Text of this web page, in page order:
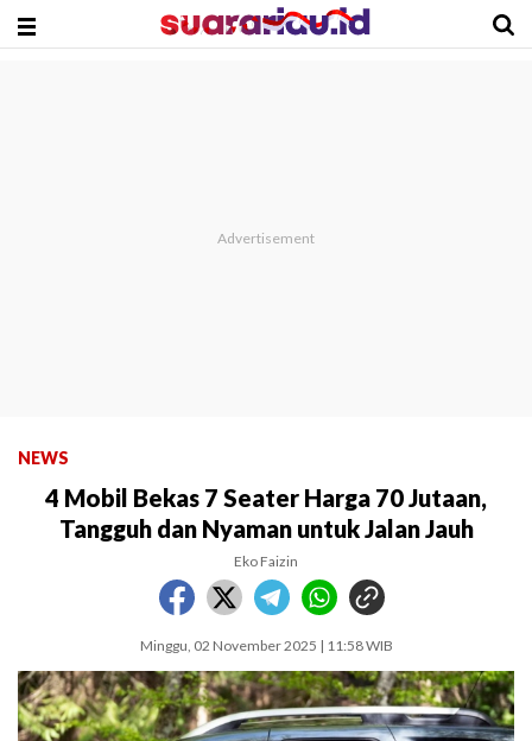
NEWS
4 Mobil Bekas 7 Seater Harga 70 Jutaan,
Tangguh dan Nyaman untuk Jalan Jauh
Eko Faizin
Minggu, 02 November 2025 | 11:58 WIB